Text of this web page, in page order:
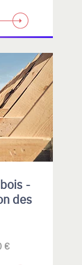
-
des
€